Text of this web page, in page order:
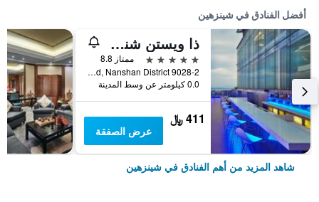
أفضل الفنادق في شينزهين
ذا ويستن شنزهن نانشان
5 نجوم
ممتاز 8.8
9028-2 Shennan Road, Nanshan District, شينزهين, الصين
0.0 كيلومتر عن وسط المدينة
411 ﷼
عرض الصفقة
شاهد المزيد من أهم الفنادق في شينزهين